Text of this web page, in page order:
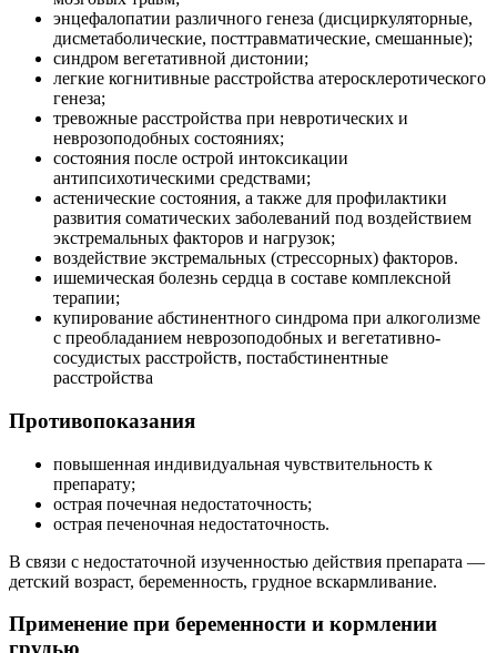
энцефалопатии различного генеза (дисциркуляторные,
дисметаболические, посттравматические, смешанные);
синдром вегетативной дистонии;
легкие когнитивные расстройства атеросклеротического
генеза;
тревожные расстройства при невротических и
неврозоподобных состояниях;
состояния после острой интоксикации
антипсихотическими средствами;
астенические состояния, а также для профилактики
развития соматических заболеваний под воздействием
экстремальных факторов и нагрузок;
воздействие экстремальных (стрессорных) факторов.
ишемическая болезнь сердца в составе комплексной
терапии;
купирование абстинентного синдрома при алкоголизме
с преобладанием неврозоподоб­ных и вегетативно-
сосудистых расстройств, постабстинентные
расстройства
Противопоказания
повышенная индивидуальная чувствительность к
препарату;
острая почечная недостаточность;
острая печеночная недостаточность.
В связи с недостаточной изученностью действия препарата —
детский возраст, беременность, грудное вскармливание.
Применение при беременности и кормлении